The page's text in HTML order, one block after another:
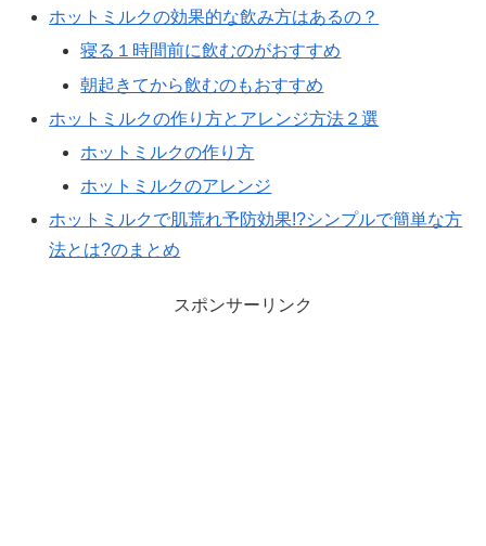
ホットミルクの効果的な飲み方はあるの？
寝る１時間前に飲むのがおすすめ
朝起きてから飲むのもおすすめ
ホットミルクの作り方とアレンジ方法２選
ホットミルクの作り方
ホットミルクのアレンジ
ホットミルクで肌荒れ予防効果!?シンプルで簡単な方
法とは?のまとめ
スポンサーリンク